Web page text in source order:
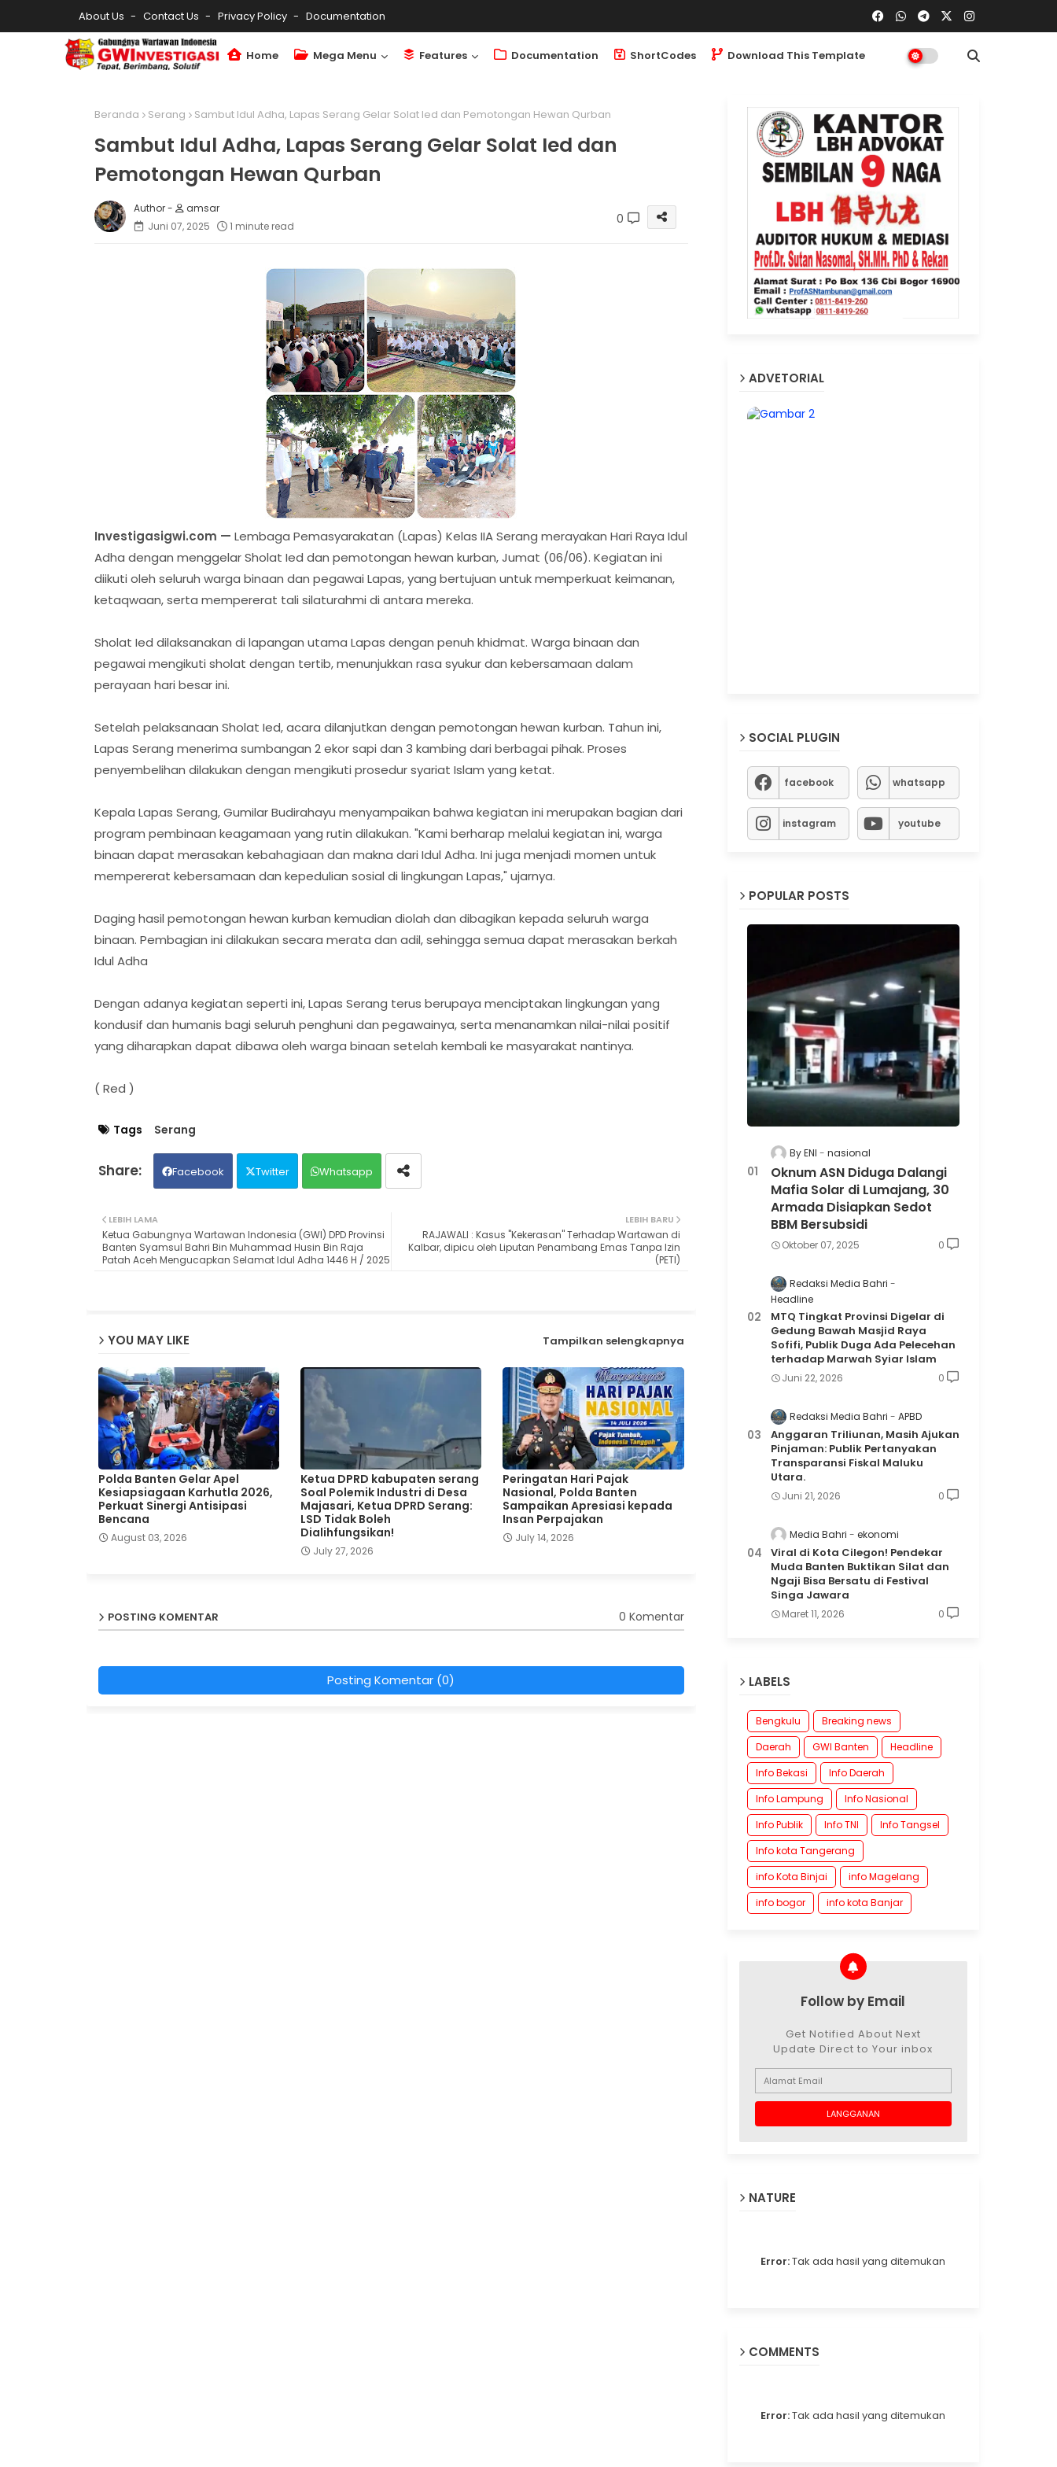
About Us Contact Us Privacy Policy Documentation
Home Mega Menu Features Documentation ShortCodes Download This Template
Beranda Serang Sambut Idul Adha, Lapas Serang Gelar Solat Ied dan Pemotongan Hewan Qurban
Sambut Idul Adha, Lapas Serang Gelar Solat Ied dan
Pemotongan Hewan Qurban
amsar
Juni 07, 2025
1 minute read 0
Investigasigwi.com — Lembaga Pemasyarakatan (Lapas) Kelas IIA Serang merayakan Hari Raya Idul
Adha dengan menggelar Sholat Ied dan pemotongan hewan kurban, Jumat (06/06). Kegiatan ini
diikuti oleh seluruh warga binaan dan pegawai Lapas, yang bertujuan untuk memperkuat keimanan,
ketaqwaan, serta mempererat tali silaturahmi di antara mereka.
Sholat Ied dilaksanakan di lapangan utama Lapas dengan penuh khidmat. Warga binaan dan
pegawai mengikuti sholat dengan tertib, menunjukkan rasa syukur dan kebersamaan dalam
perayaan hari besar ini.
Setelah pelaksanaan Sholat Ied, acara dilanjutkan dengan pemotongan hewan kurban. Tahun ini,
Lapas Serang menerima sumbangan 2 ekor sapi dan 3 kambing dari berbagai pihak. Proses
penyembelihan dilakukan dengan mengikuti prosedur syariat Islam yang ketat.
Kepala Lapas Serang, Gumilar Budirahayu menyampaikan bahwa kegiatan ini merupakan bagian dari
program pembinaan keagamaan yang rutin dilakukan. "Kami berharap melalui kegiatan ini, warga
binaan dapat merasakan kebahagiaan dan makna dari Idul Adha. Ini juga menjadi momen untuk
mempererat kebersamaan dan kepedulian sosial di lingkungan Lapas," ujarnya.
Daging hasil pemotongan hewan kurban kemudian diolah dan dibagikan kepada seluruh warga
binaan. Pembagian ini dilakukan secara merata dan adil, sehingga semua dapat merasakan berkah
Idul Adha
Dengan adanya kegiatan seperti ini, Lapas Serang terus berupaya menciptakan lingkungan yang
kondusif dan humanis bagi seluruh penghuni dan pegawainya, serta menanamkan nilai-nilai positif
yang diharapkan dapat dibawa oleh warga binaan setelah kembali ke masyarakat nantinya.
( Red )
Tags Serang
Facebook Twitter Whatsapp
LEBIH BARU
RAJAWALI : Kasus "Kekerasan" Terhadap Wartawan di
Kalbar, dipicu oleh Liputan Penambang Emas Tanpa Izin
(PETI)
LEBIH LAMA
Ketua Gabungnya Wartawan Indonesia (GWI) DPD Provinsi
Banten Syamsul Bahri Bin Muhammad Husin Bin Raja
Patah Aceh Mengucapkan Selamat Idul Adha 1446 H / 2025
YOU MAY LIKE Tampilkan selengkapnya
Polda Banten Gelar Apel
Kesiapsiagaan Karhutla 2026,
Perkuat Sinergi Antisipasi
Bencana
August 03, 2026
Ketua DPRD kabupaten serang
Soal Polemik Industri di Desa
Majasari, Ketua DPRD Serang:
LSD Tidak Boleh
Dialihfungsikan!
July 27, 2026
Peringatan Hari Pajak
Nasional, Polda Banten
Sampaikan Apresiasi kepada
Insan Perpajakan
July 14, 2026
POSTING KOMENTAR 0 Komentar
Posting Komentar (0)
ADVETORIAL
SOCIAL PLUGIN
facebook whatsapp
instagram youtube
POPULAR POSTS
By ENI nasional
Oknum ASN Diduga Dalangi
Mafia Solar di Lumajang, 30
Armada Disiapkan Sedot
BBM Bersubsidi
Oktober 07, 2025 0
Redaksi Media Bahri
Headline
MTQ Tingkat Provinsi Digelar di
Gedung Bawah Masjid Raya
Sofifi, Publik Duga Ada Pelecehan
terhadap Marwah Syiar Islam
Juni 22, 2026 0
Redaksi Media Bahri APBD
Anggaran Triliunan, Masih Ajukan
Pinjaman: Publik Pertanyakan
Transparansi Fiskal Maluku
Utara.
Juni 21, 2026 0
Media Bahri ekonomi
Viral di Kota Cilegon! Pendekar
Muda Banten Buktikan Silat dan
Ngaji Bisa Bersatu di Festival
Singa Jawara
Maret 11, 2026 0
LABELS
Bengkulu
Breaking news
Daerah
GWI Banten
Headline
Info Bekasi
Info Daerah
Info Lampung
Info Nasional
Info Publik
Info TNI
Info Tangsel
Info kota Tangerang
info Kota Binjai
info Magelang
info bogor
info kota Banjar
Follow by Email
Get Notified About Next
Update Direct to Your inbox
NATURE
Error:Tak ada hasil yang ditemukan
COMMENTS
Error:Tak ada hasil yang ditemukan